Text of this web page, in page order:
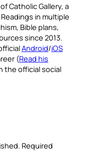
Catholic Gallery, a
in multiple
Bible plans,
since 2013.
Android/iOS
(Read his
the official social
Required